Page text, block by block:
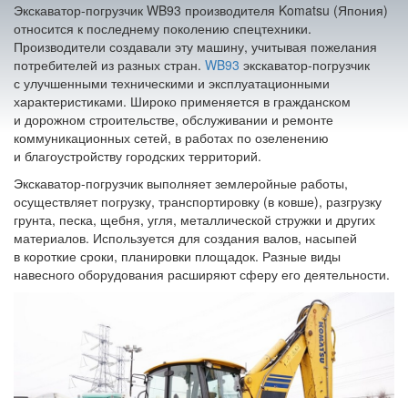
Экскаватор-погрузчик WB93 производителя Komatsu (Япония)
относится к последнему поколению спецтехники.
Производители создавали эту машину, учитывая пожелания
потребителей из разных стран. WB93 экскаватор-погрузчик
с улучшенными техническими и эксплуатационными
характеристиками. Широко применяется в гражданском
и дорожном строительстве, обслуживании и ремонте
коммуникационных сетей, в работах по озеленению
и благоустройству городских территорий.
Экскаватор-погрузчик выполняет землеройные работы,
осуществляет погрузку, транспортировку (в ковше), разгрузку
грунта, песка, щебня, угля, металлической стружки и других
материалов. Используется для создания валов, насыпей
в короткие сроки, планировки площадок. Разные виды
навесного оборудования расширяют сферу его деятельности.